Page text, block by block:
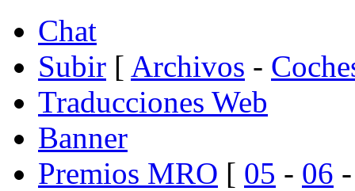
Chat
Subir [ Archivos -
Traducciones Web
Banner
Premios MRO [ 05 - 06